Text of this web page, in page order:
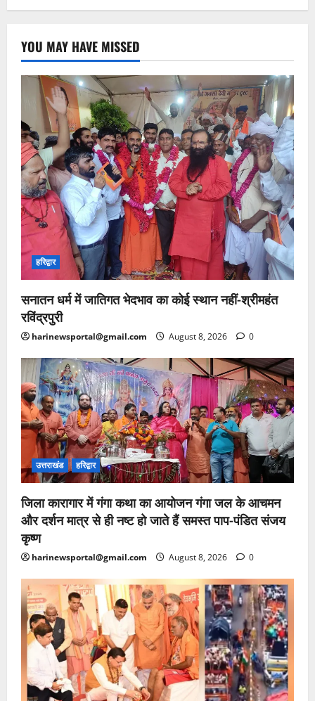
YOU MAY HAVE MISSED
हरिद्वार
सनातन धर्म में जातिगत भेदभाव का कोई स्थान नहीं-श्रीमहंत
रविंद्रपुरी
harinewsportal@gmail.com August 8, 2026 0
उत्तराखंड हरिद्वार
जिला कारागार में गंगा कथा का आयोजन गंगा जल के आचमन
और दर्शन मात्र से ही नष्ट हो जाते हैं समस्त पाप-पंडित संजय
कृष्ण
harinewsportal@gmail.com August 8, 2026 0